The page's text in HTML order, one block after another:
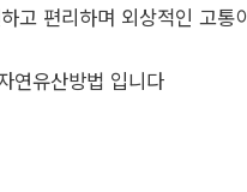
고 편리하며 외상적인 고통
연유산방법 입니다